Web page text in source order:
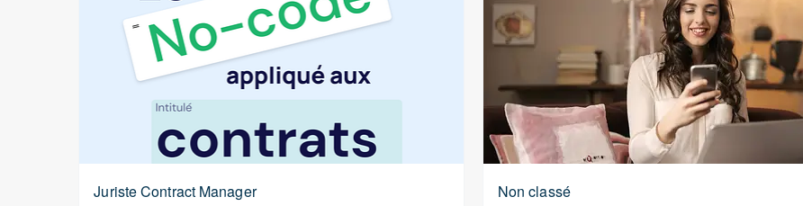
Juriste Contract Manager Non classé